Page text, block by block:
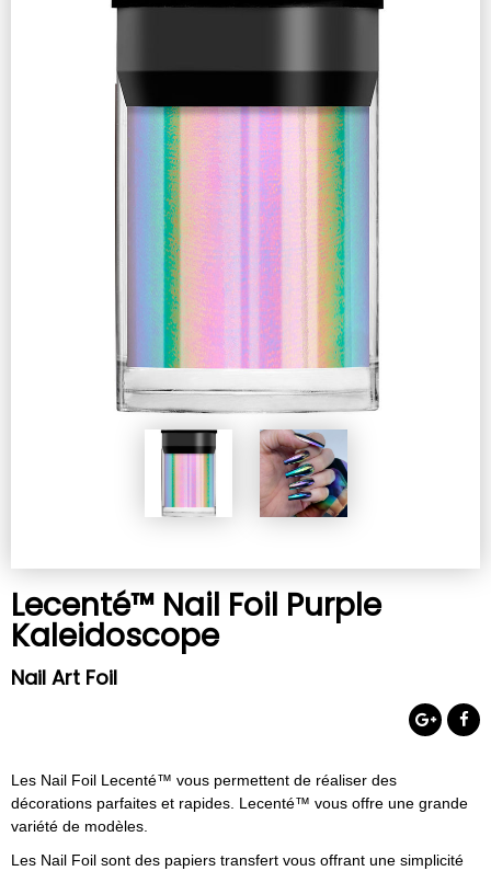
Lecenté™ Nail Foil Purple
Kaleidoscope
Nail Art Foil
Les Nail Foil Lecenté™ vous permettent de réaliser des
décorations parfaites et rapides. Lecenté™ vous offre une grande
variété de modèles.
Les Nail Foil sont des papiers transfert vous offrant une simplicité